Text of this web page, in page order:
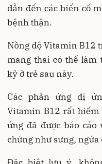
dẫn đến các biến cố
bệnh thận.
Nồng độ Vitamin B12
mang thai có thể làm
kỷ ở trẻ sau này.
Các phản ứng dị
Vitamin B12 rất hiếm
ứng đã được báo
chứng như sưng, ngứa